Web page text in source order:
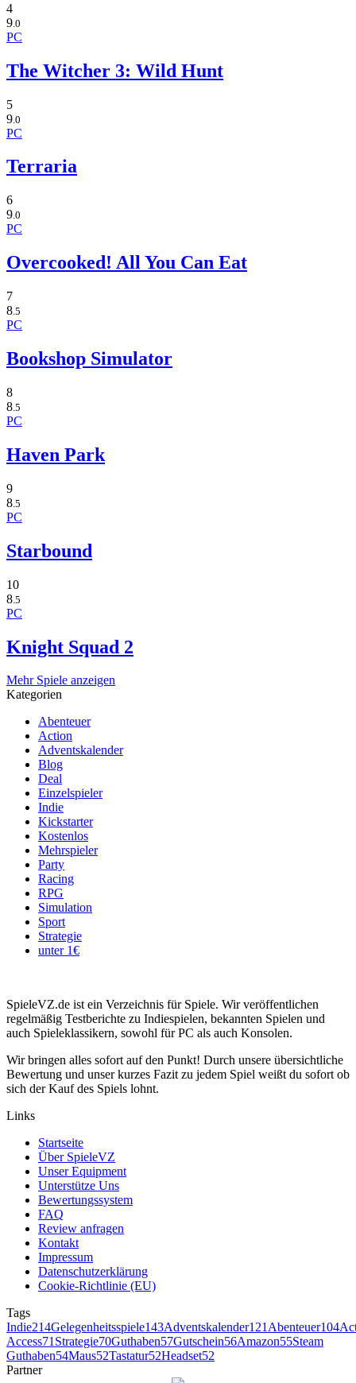
4
9 .0
PC
The Witcher 3: Wild Hunt
5
9 .0
PC
Terraria
6
9.0
PC
Overcooked! All You Can Eat
7
8.5
PC
Bookshop Simulator
8
8.5
PC
Haven Park
9
8 .5
PC
Starbound
10
8 .5
PC
Knight Squad 2
Mehr Spiele anzeigen
Kategorien
Abenteuer
Action
Adventskalender
Blog
Deal
Einzelspieler
Indie
Kickstarter
Kostenlos
Mehrspieler
Party
Racing
RPG
Simulation
Sport
Strategie
unter 1€
SpieleVZ.de ist ein Verzeichnis für Spiele. Wir veröffentlichen
regelmäßig Testberichte zu Indiespielen, bekannten Spielen und
auch Spieleklassikern, sowohl für PC als auch Konsolen.
Wir bringen alles sofort auf den Punkt! Durch unsere übersichtliche
Bewertung und unser kurzes Fazit zu jedem Spiel weißt du sofort ob
sich der Kauf des Spiels lohnt.
Links
Startseite
Über SpieleVZ
Unser Equipment
Unterstütze Uns
Bewertungssystem
FAQ
Review anfragen
Kontakt
Impressum
Datenschutzerklärung
Cookie-Richtlinie (EU)
Tags
Indie214Gelegenheitsspiele143Adventskalender121Abenteuer104
Access71Strategie70Guthaben57Gutschein56Amazon55Steam
Guthaben54Maus52Tastatur52Headset52
Partner